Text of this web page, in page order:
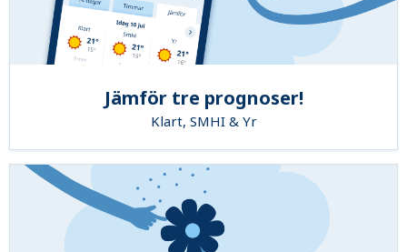
Jämför tre prognoser!
Klart, SMHI & Yr